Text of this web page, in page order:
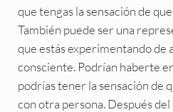
que tengas la sensación de
También puede ser una
que estás experimentando de
consciente. Podrían haberte
podrías tener la sensación de
con otra persona. Después